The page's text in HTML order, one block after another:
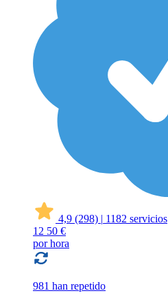
4,9 (298) | 1182 servicios
12 50 €
por hora
981 han repetido